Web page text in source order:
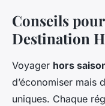
Conseils
Destination
Voyager hors
d’économiser mais
uniques. Chaque